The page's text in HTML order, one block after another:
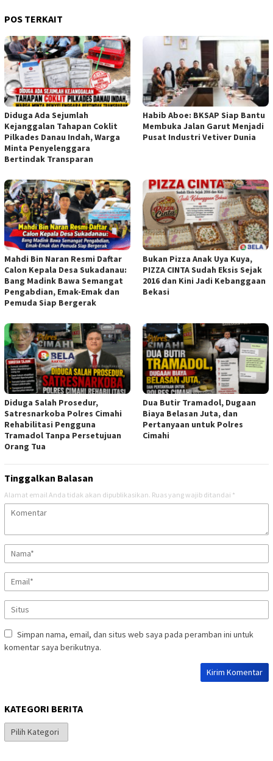
POS TERKAIT
Diduga Ada Sejumlah
Kejanggalan Tahapan Coklit
Pilkades Danau Indah, Warga
Minta Penyelenggara
Bertindak Transparan
Habib Aboe: BKSAP Siap Bantu
Membuka Jalan Garut Menjadi
Pusat Industri Vetiver Dunia
Mahdi Bin Naran Resmi Daftar
Calon Kepala Desa Sukadanau:
Bang Madink Bawa Semangat
Pengabdian, Emak-Emak dan
Pemuda Siap Bergerak
Bukan Pizza Anak Uya Kuya,
PIZZA CINTA Sudah Eksis Sejak
2016 dan Kini Jadi Kebanggaan
Bekasi
Diduga Salah Prosedur,
Satresnarkoba Polres Cimahi
Rehabilitasi Pengguna
Tramadol Tanpa Persetujuan
Orang Tua
Dua Butir Tramadol, Dugaan
Biaya Belasan Juta, dan
Pertanyaan untuk Polres
Cimahi
Tinggalkan Balasan
Alamat email Anda tidak akan dipublikasikan. Ruas yang wajib ditandai *
Simpan nama, email, dan situs web saya pada peramban ini untuk
komentar saya berikutnya.
KATEGORI BERITA
Kategori
Berita